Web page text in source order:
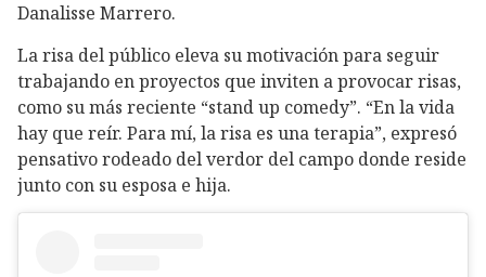
Danalisse Marrero.
La risa del público eleva su motivación para seguir
trabajando en proyectos que inviten a provocar risas,
como su más reciente “stand up comedy”. “En la vida
hay que reír. Para mí, la risa es una terapia”, expresó
pensativo rodeado del verdor del campo donde reside
junto con su esposa e hija.